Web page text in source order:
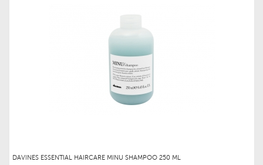
DAVINES ESSENTIAL HAIRCARE MINU SHAMPOO 250 ML